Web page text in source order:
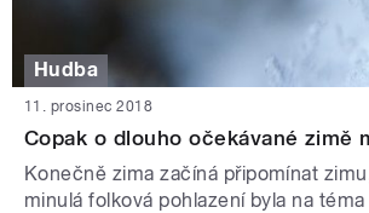
Hudba
11. prosinec 2018
Copak o dlouho očekávané zimě
Konečně zima začíná připomínat
minulá folková pohlazení byla na